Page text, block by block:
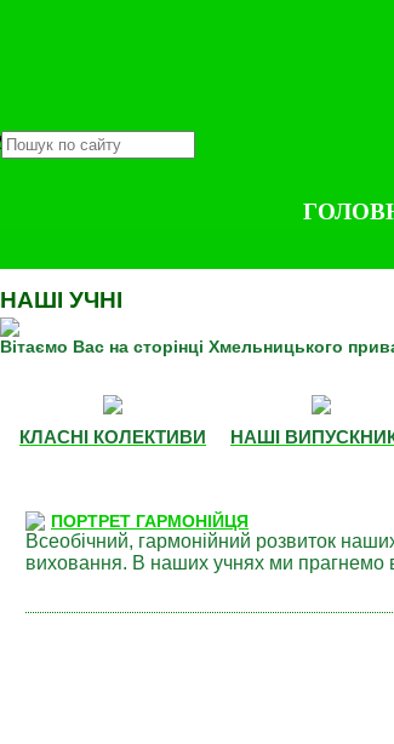
НАШІ УЧНІ
Вітаємо Вас на сторінці Хмельницького
КЛАСНІ КОЛЕКТИВИ НАШІ
ПОРТРЕТ ГАРМОНІЙЦЯ
Всеобічний, гармонійний розвиток
виховання. В наших учнях ми прагнемо